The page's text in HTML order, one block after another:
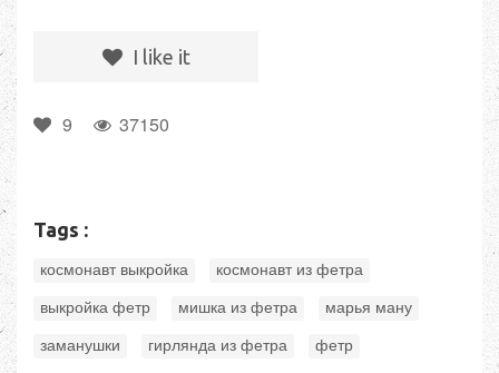
I like it
9 37150
Tags :
космонавт выкройка космонавт из фетра
выкройка фетр мишка из фетра марья ману
заманушки гирлянда из фетра фетр